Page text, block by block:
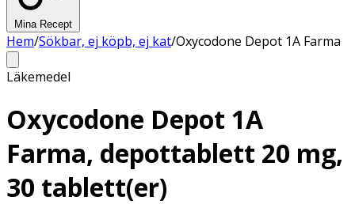
Mina Recept
Hem/Sökbar, ej köpb, ej kat/Oxycodone Depot 1A Farma
Läkemedel
Oxycodone Depot 1A
Farma, depottablett 20 mg,
30 tablett(er)